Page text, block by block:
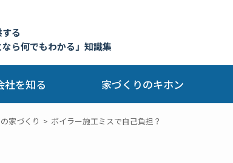
る
なら何でもわかる」知識集
社を知る 家づくりのキホン
家づくり ボイラー施工ミスで自己負担？